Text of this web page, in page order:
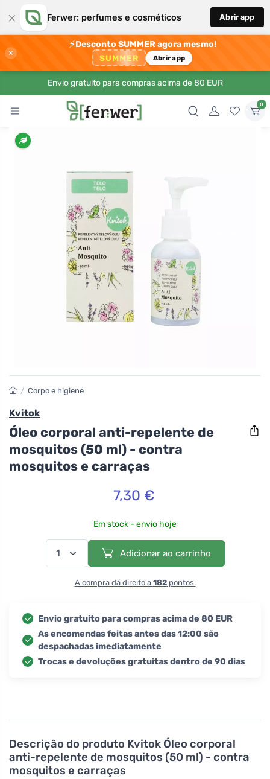
× Ferwer: perfumes e cosméticos Abrir app
×
⚡Desconto SUMMER agora mesmo!
SUMMER Abrir app
Envio gratuito para compras acima de 80 EUR
0
Descrição do produto Kvitok Óleo corporal
anti-repelente de mosquitos (50 ml) - contra
mosquitos e carraças
/ Corpo e higiene
Kvitok
Óleo corporal anti-repelente de
mosquitos (50 ml) - contra
mosquitos e carraças
7,30 €
Em stock - envio hoje
Adicionar ao carrinho
A compra dá direito a 182pontos.
Envio gratuito para compras acima de 80 EUR
As encomendas feitas antes das 12:00 são
despachadas imediatamente
Trocas e devoluções gratuitas dentro de 90 dias